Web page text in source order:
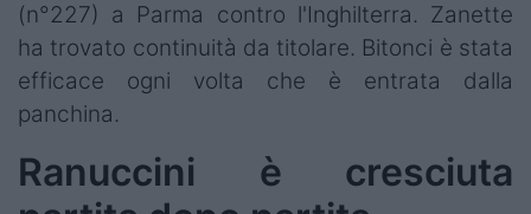
(n°227) a Parma contro l'Inghilterra. Zanette
ha trovato continuità da titolare. Bitonci è stata
efficace ogni volta che è entrata dalla
panchina.
Ranuccini è cresciuta